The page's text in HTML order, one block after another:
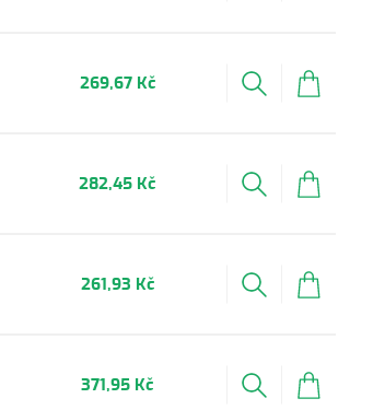
269,67 Kč
282,45 Kč
261,93 Kč
371,95 Kč